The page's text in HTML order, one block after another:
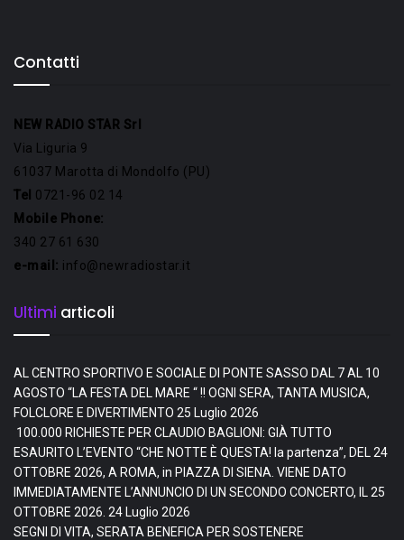
Contatti
NEW RADIO STAR Srl
Via Liguria 9
61037 Marotta di Mondolfo (PU)
Tel 0721-96 02 14
Mobile Phone:
340 27 61 630
e-mail: info@newradiostar.it
Ultimi articoli
AL CENTRO SPORTIVO E SOCIALE DI PONTE SASSO DAL 7 AL 10
AGOSTO “LA FESTA DEL MARE “ !! OGNI SERA, TANTA MUSICA,
FOLCLORE E DIVERTIMENTO 25 Luglio 2026
100.000 RICHIESTE PER CLAUDIO BAGLIONI: GIÀ TUTTO
ESAURITO L’EVENTO “CHE NOTTE È QUESTA! la partenza”, DEL 24
OTTOBRE 2026, A ROMA, in PIAZZA DI SIENA. VIENE DATO
IMMEDIATAMENTE L’ANNUNCIO DI UN SECONDO CONCERTO, IL 25
OTTOBRE 2026. 24 Luglio 2026
SEGNI DI VITA, SERATA BENEFICA PER SOSTENERE